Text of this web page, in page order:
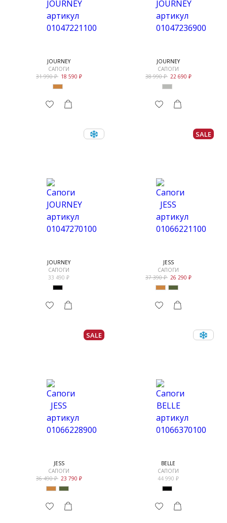
JOURNEY
САПОГИ
31 990
18 590
JOURNEY
САПОГИ
38 990
22 690
JOURNEY
САПОГИ
33 490
SALE
JESS
САПОГИ
37 390
26 290
SALE
JESS
САПОГИ
36 490
23 790
BELLE
САПОГИ
44 990